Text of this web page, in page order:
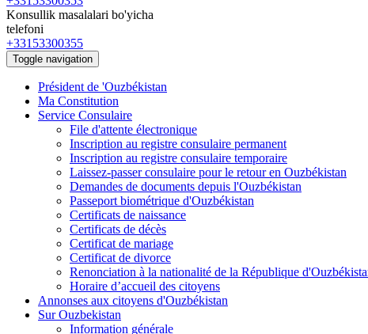
Konsullik masalalari bo'yicha
telefoni
+33153300355
Toggle navigation
Président de 'Ouzbékistan
Ma Constitution
Service Consulaire
File d'attente électronique
Inscription au registre consulaire permanent
Inscription au registre consulaire temporaire
Laissez-passer consulaire pour le retour en Ouzbékistan
Demandes de documents depuis l'Ouzbékistan
Passeport biométrique d'Ouzbékistan
Certificats de naissance
Certificats de décès
Certificat de mariage
Certificat de divorce
Renonciation à la nationalité de la République
Horaire d’accueil des citoyens
Annonses aux citoyens d'Ouzbékistan
Sur Ouzbekistan
Information générale